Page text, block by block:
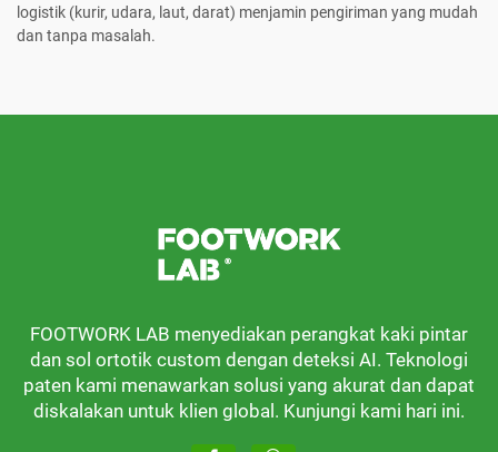
logistik (kurir, udara, laut, darat) menjamin pengiriman yang mudah
dan tanpa masalah.
FOOTWORK LAB menyediakan perangkat kaki pintar
dan sol ortotik custom dengan deteksi AI. Teknologi
paten kami menawarkan solusi yang akurat dan dapat
diskalakan untuk klien global. Kunjungi kami hari ini.